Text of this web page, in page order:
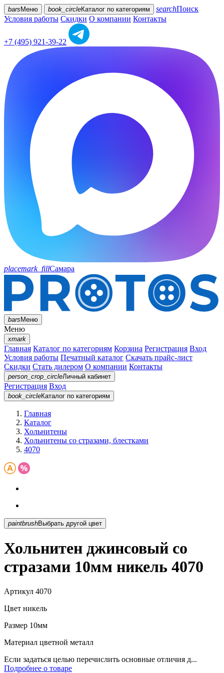
bars Меню book_circleКаталог по категориям searchПоиск
Условия работы Скидки О компании Контакты
+7 (495) 921-39-22
placemark_fillСамара
barsМеню
Меню
xmark
Главная Каталог по категориям Корзина Регистрация Вход
Условия работы Печатный каталог Скачать прайс-лист
Скидки Стать дилером О компании Контакты
person_crop_circleЛичный кабинет
Регистрация Вход
book_circleКаталог по категориям
Главная
Каталог
Хольнитены
Хольнитены со стразами, блестками
4070
paintbrush Выбрать другой цвет
Хольнитен джинсовый со
стразами 10мм никель 4070
Артикул 4070
Цвет никель
Размер 10мм
Материал цветной металл
Если задаться целью перечислить основные отличия д...
Подробнее о товаре